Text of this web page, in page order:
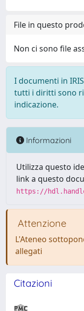
File in questo
Non ci sono file
I documenti in
tutti i diritti sono
indicazione.
Informazioni
Utilizza questo
link a questo
https://
Attenzione
L'Ateneo
allegati
Citazioni